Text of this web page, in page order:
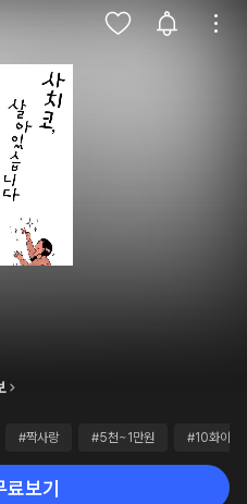
#짝사랑 #5천~1만원 #10화이상
료보기